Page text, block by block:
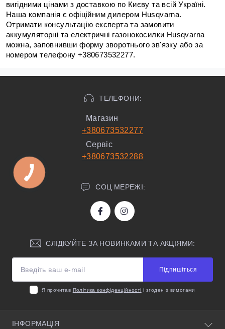
вигідними цінами з доставкою по Києву та всій Україні.
Наша компанія є офіційним дилером Husqvarna.
Отримати консультацію експерта та замовити
аккумуляторні та електричні газонокосилки Husqvarna
можна, заповнивши форму зворотнього зв'язку або за
номером телефону +380673532277.
ТЕЛЕФОНИ:
Магазин
+380673532277
Сервіс
+380673532288
СОЦ МЕРЕЖІ:
СЛІДКУЙТЕ ЗА НОВИНКАМИ ТА АКЦІЯМИ:
Підпишіться
Я прочитав Політика конфіденційності і згоден з вимогами
ІНФОРМАЦІЯ